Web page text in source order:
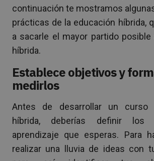
continuación te mostramos
prácticas de la educación híbrida,
a sacarle el mayor partido posible
híbrida.
Establece objetivos y
medirlos
Antes de desarrollar un curso
híbrida, deberías definir los
aprendizaje que esperas. Para
realizar una lluvia de ideas con